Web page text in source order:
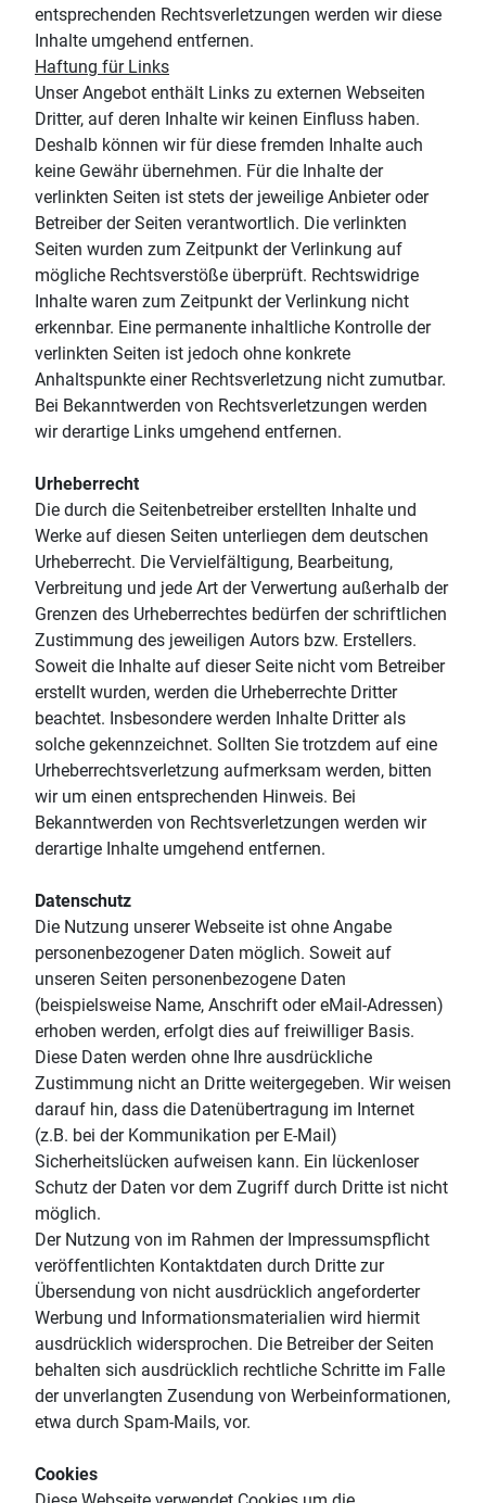
entsprechenden Rechtsverletzungen werden wir diese
Inhalte umgehend entfernen.
Haftung für Links
Unser Angebot enthält Links zu externen Webseiten
Dritter, auf deren Inhalte wir keinen Einfluss haben.
Deshalb können wir für diese fremden Inhalte auch
keine Gewähr übernehmen. Für die Inhalte der
verlinkten Seiten ist stets der jeweilige Anbieter oder
Betreiber der Seiten verantwortlich. Die verlinkten
Seiten wurden zum Zeitpunkt der Verlinkung auf
mögliche Rechtsverstöße überprüft. Rechtswidrige
Inhalte waren zum Zeitpunkt der Verlinkung nicht
erkennbar. Eine permanente inhaltliche Kontrolle der
verlinkten Seiten ist jedoch ohne konkrete
Anhaltspunkte einer Rechtsverletzung nicht zumutbar.
Bei Bekanntwerden von Rechtsverletzungen werden
wir derartige Links umgehend entfernen.
Urheberrecht
Die durch die Seitenbetreiber erstellten Inhalte und
Werke auf diesen Seiten unterliegen dem deutschen
Urheberrecht. Die Vervielfältigung, Bearbeitung,
Verbreitung und jede Art der Verwertung außerhalb der
Grenzen des Urheberrechtes bedürfen der schriftlichen
Zustimmung des jeweiligen Autors bzw. Erstellers.
Soweit die Inhalte auf dieser Seite nicht vom Betreiber
erstellt wurden, werden die Urheberrechte Dritter
beachtet. Insbesondere werden Inhalte Dritter als
solche gekennzeichnet. Sollten Sie trotzdem auf eine
Urheberrechtsverletzung aufmerksam werden, bitten
wir um einen entsprechenden Hinweis. Bei
Bekanntwerden von Rechtsverletzungen werden wir
derartige Inhalte umgehend entfernen.
Datenschutz
Die Nutzung unserer Webseite ist ohne Angabe
personenbezogener Daten möglich. Soweit auf
unseren Seiten personenbezogene Daten
(beispielsweise Name, Anschrift oder eMail-Adressen)
erhoben werden, erfolgt dies auf freiwilliger Basis.
Diese Daten werden ohne Ihre ausdrückliche
Zustimmung nicht an Dritte weitergegeben. Wir weisen
darauf hin, dass die Datenübertragung im Internet
(z.B. bei der Kommunikation per E-Mail)
Sicherheitslücken aufweisen kann. Ein lückenloser
Schutz der Daten vor dem Zugriff durch Dritte ist nicht
möglich.
Der Nutzung von im Rahmen der Impressumspflicht
veröffentlichten Kontaktdaten durch Dritte zur
Übersendung von nicht ausdrücklich angeforderter
Werbung und Informationsmaterialien wird hiermit
ausdrücklich widersprochen. Die Betreiber der Seiten
behalten sich ausdrücklich rechtliche Schritte im Falle
der unverlangten Zusendung von Werbeinformationen,
etwa durch Spam-Mails, vor.
Cookies